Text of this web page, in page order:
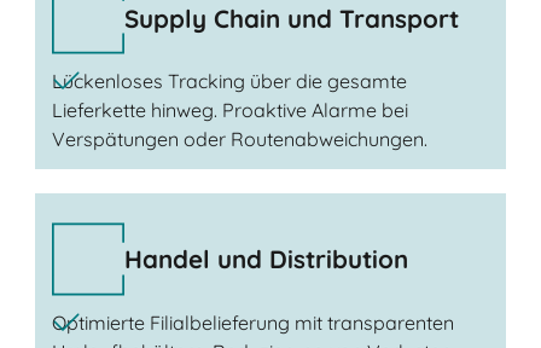
Supply Chain und Transport
Lückenloses Tracking über die gesamte
Lieferkette hinweg. Proaktive Alarme bei
Verspätungen oder Routenabweichungen.
Handel und Distribution
Optimierte Filialbelieferung mit transparenten